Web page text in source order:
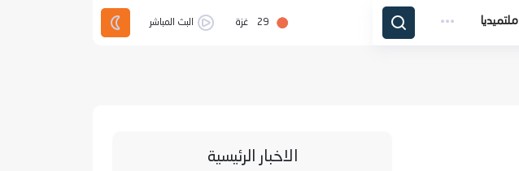
ملتميديا 29 غزة البث المباشر
الاخبار الرئيسية